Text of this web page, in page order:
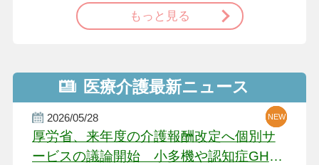
もっと見る
医療介護最新ニュース
2026/05/28
厚労省、来年度の介護報酬改定へ個別サ
ービスの議論開始 小多機や認知症GH、
NEW
NEW
NEW